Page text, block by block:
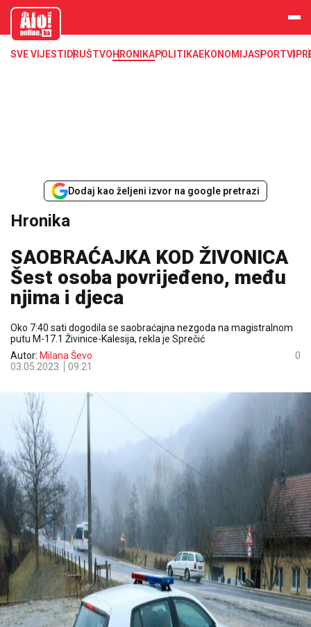
aloonline.b
SVE VIJESTI DRUŠTVOHRONIKAPOLITIKAEKONOMIJASPORTVIP
Dodaj kao željeni izvor na google pretrazi
Hronika
SAOBRAĆAJKA KOD ŽIVONICA
Šest osoba povrijeđeno, među
njima i djeca
Oko 7:40 sati dogodila se saobraćajna nezgoda na magistralnom
putu M-17.1 Živinice-Kalesija, rekla je Sprečić
Autor: Milana Ševo
03.05.2023.
09:21
0